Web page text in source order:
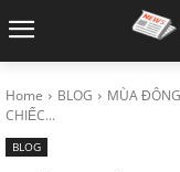
Home BLOG
MÙA
CHIẾC...
BLOG